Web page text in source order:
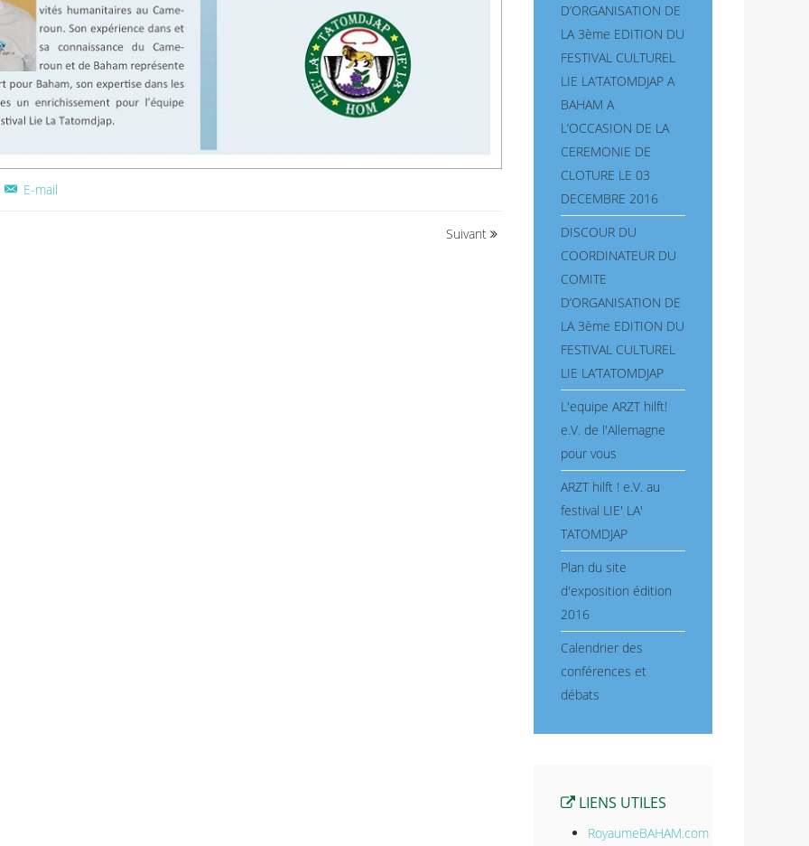
E-mail
Suivant
D’ORGANISATION DE
LA 3ème EDITION DU
FESTIVAL CULTUREL
LIE LA’TATOMDJAP A
BAHAM A
L’OCCASION DE LA
CEREMONIE DE
CLOTURE LE 03
DECEMBRE 2016
DISCOUR DU
COORDINATEUR DU
COMITE
D’ORGANISATION DE
LA 3ème EDITION DU
FESTIVAL CULTUREL
LIE LA’TATOMDJAP
L'equipe ARZT hilft!
e.V. de l'Allemagne
pour vous
ARZT hilft ! e.V. au
festival LIE' LA'
TATOMDJAP
Plan du site
d'exposition édition
2016
Calendrier des
conférences et
débats
LIENS UTILES
RoyaumeBAHAM.com